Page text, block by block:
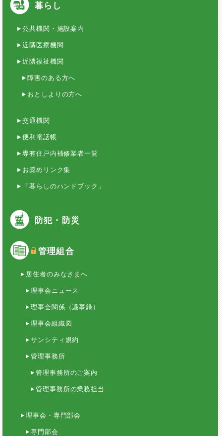
暮らし
公共機関・施設案内
近隣医療機関
近隣福祉機関
障害のある方へ
おとしよりの方へ
交通機関
便利電話帳
専有住戸内補修業者一覧
お奨めリンク集
「暮らしのハンドブック」
防犯・防災
管理組合
居住者のみなさまへ
理事会ニュース
理事会関係（議事録）
理事会組織図
サンシティ規約
管理事務所
管理事務所のご案内
管理事務所の業務担当
理事会・専門部会
専門部会